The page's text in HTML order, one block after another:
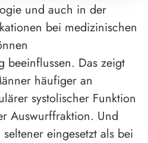
und auch in der
bei medizinischen
beeinflussen. Das zeigt
häufiger an
systolischer Funktion
Auswurffraktion. Und
eingesetzt als bei